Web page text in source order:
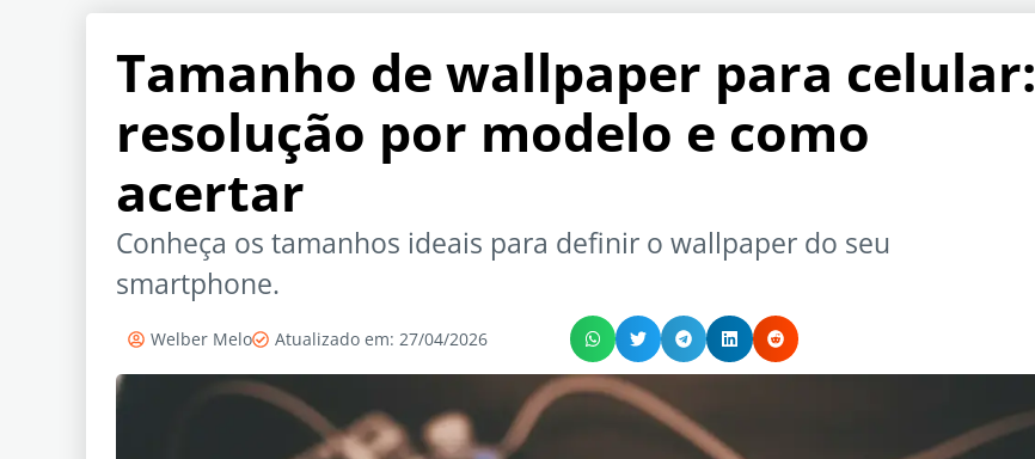
Tamanho de wallpaper para celular:
resolução por modelo e como
acertar
Conheça os tamanhos ideais para definir o wallpaper do seu
smartphone.
Welber Melo Atualizado em: 27/04/2026